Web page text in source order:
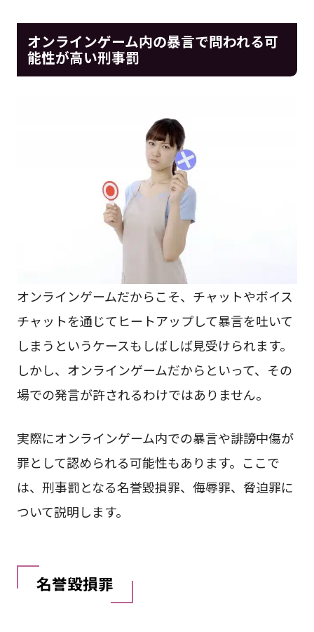
オンラインゲーム内の暴言で問われる可
能性が高い刑事罰
オンラインゲームだからこそ、チャットやボイス
チャットを通じてヒートアップして暴言を吐いて
しまうというケースもしばしば見受けられます。
しかし、オンラインゲームだからといって、その
場での発言が許されるわけではありません。
実際にオンラインゲーム内での暴言や誹謗中傷が
罪として認められる可能性もあります。ここで
は、刑事罰となる名誉毀損罪、侮辱罪、脅迫罪に
ついて説明します。
名誉毀損罪